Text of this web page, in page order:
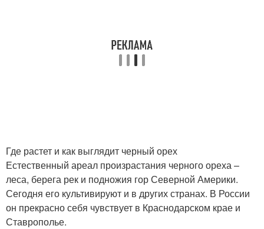
Где растет и как выглядит черный орех
Естественный ареал произрастания черного ореха –
леса, берега рек и подножия гор Северной Америки.
Сегодня его культивируют и в других странах. В России
он прекрасно себя чувствует в Краснодарском крае и
Ставрополье.